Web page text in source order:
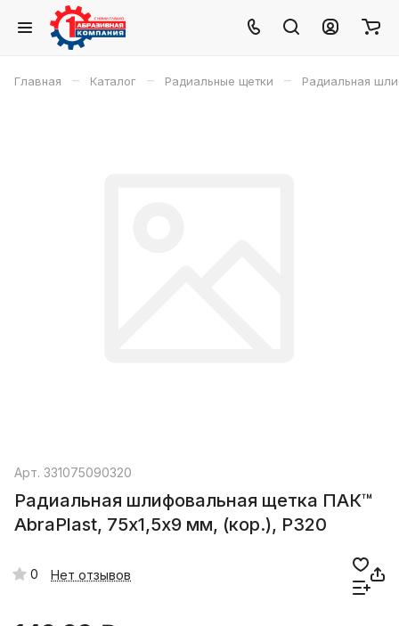
Главная – Каталог – Радиальные щетки – Радиальная
Арт. 331075090320
Радиальная шлифовальная щетка ПАК™
AbraPlast, 75х1,5х9 мм, (кор.), P320
0 Нет отзывов